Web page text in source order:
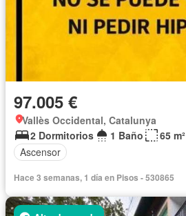
97.005 €
Vallès Occidental, Catalunya
2 Dormitorios
1 Baño
65 m²
Ascensor
Hace 3 semanas, 1 día en Pisos - 530865